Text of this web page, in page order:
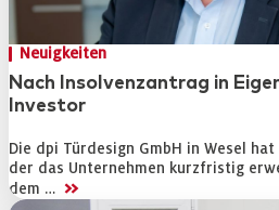
Neuigkeiten
Nach Insolvenzantrag in
Investor
Die dpi Türdesign GmbH in Wesel
der das Unternehmen kurzfristig
dem … >>